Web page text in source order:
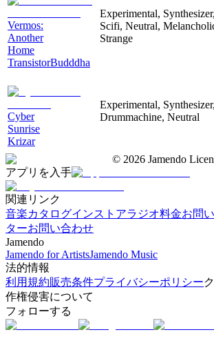
Vermos:
Another
Home
TransistorBudddha
Experimental, Synthesizer,
Scifi, Neutral,
Strange
Cyber
Sunrise
Krizar
Experimental, Synthesizer,
Drummachine, Neutral
© 2026 Jamendo
アプリを入手
関連リンク
音楽カタログインストアラジオ料金お問
ターお問い合わせ
Jamendo
Jamendo for ArtistsJamendo Music
法的情報
利用規約販売条件プライバシーポリシー
作権侵害について
フォローする